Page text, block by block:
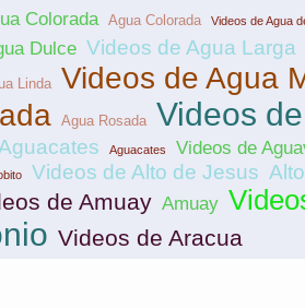
Colorada Agua Colorada Videos de Agua
Dulce Videos de Agua Larga
Linda Videos de Agua
Agua Rosada Videos
Aguacates Videos de
Videos de Alto de Jesus
de Amuay Amuay
Videos de Aracua